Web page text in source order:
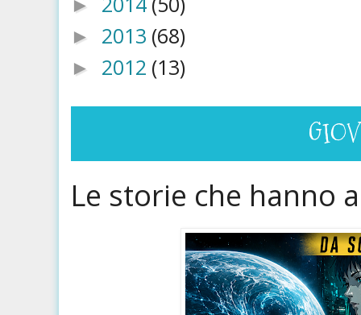
►
► 2013 (68)
► 2012 (13)
Le storie che hanno